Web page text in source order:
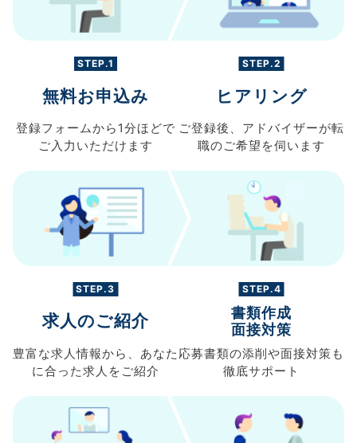
STEP.1
無料お申込み
登録フォームから 1分ほどで
ご入力 いただけます
STEP.2
ヒアリング
ご登録後、 アドバイザーが転
職のご希望を伺います
STEP.3
求人のご紹介
豊富な求人情報から、 あなた
に合った求人を ご紹介
STEP.4
書類作成
面接対策
応募書類の添削や面接対策も
徹底サポート